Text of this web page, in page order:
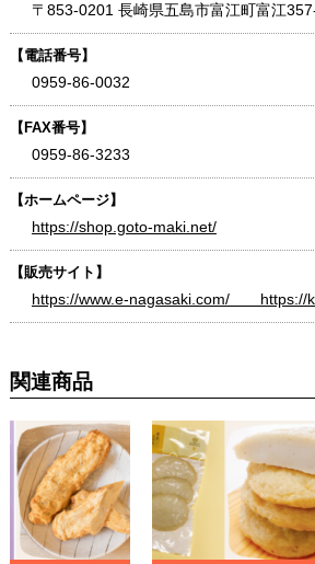
〒853-0201 長崎県五島市富江町富江
【電話番号】
0959-86-0032
【FAX番号】
0959-86-3233
【ホームページ】
https://shop.goto-maki.net/
【販売サイト】
https://www.e-nagasaki.com/
関連商品